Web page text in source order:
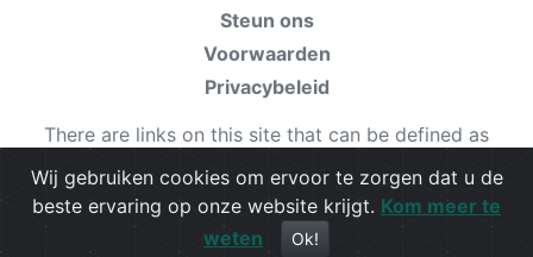
Steun ons
Voorwaarden
Privacybeleid
There are links on this site that can be defined as
can be foundhere
Check ourterms for more details.
Wij gebruiken cookies om ervoor te zorgen dat u de
beste ervaring op onze website krijgt. Kom meer te
weten
Ok!